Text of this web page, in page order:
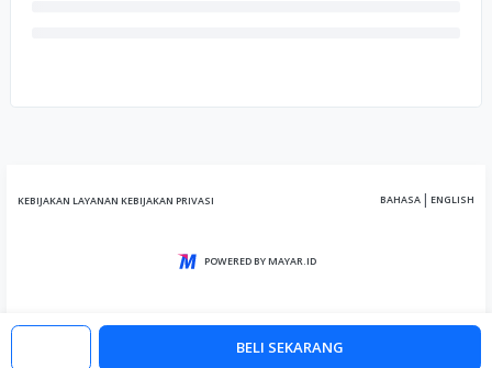
BELI SEKARANG
KEBIJAKAN LAYANAN KEBIJAKAN PRIVASI BAHASA | ENGLISH
POWERED BY MAYAR.ID